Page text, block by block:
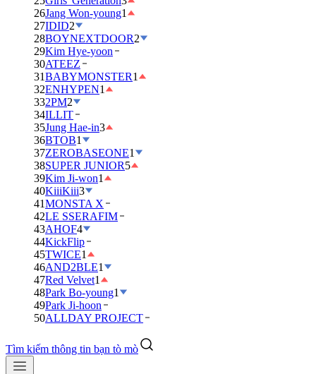
26Jang Won-young1
27IDID2
28BOYNEXTDOOR2
29Kim Hye-yoon
30ATEEZ
31BABYMONSTER1
32ENHYPEN1
332PM2
34ILLIT
35Jung Hae-in3
36BTOB1
37ZEROBASEONE1
38SUPER JUNIOR5
39Kim Ji-won1
40KiiiKiii3
41MONSTA X
42LE SSERAFIM
43AHOF4
44KickFlip
45TWICE1
46AND2BLE1
47Red Velvet1
48Park Bo-young1
49Park Ji-hoon
50ALLDAY PROJECT
Tìm kiếm thông tin bạn tò mò